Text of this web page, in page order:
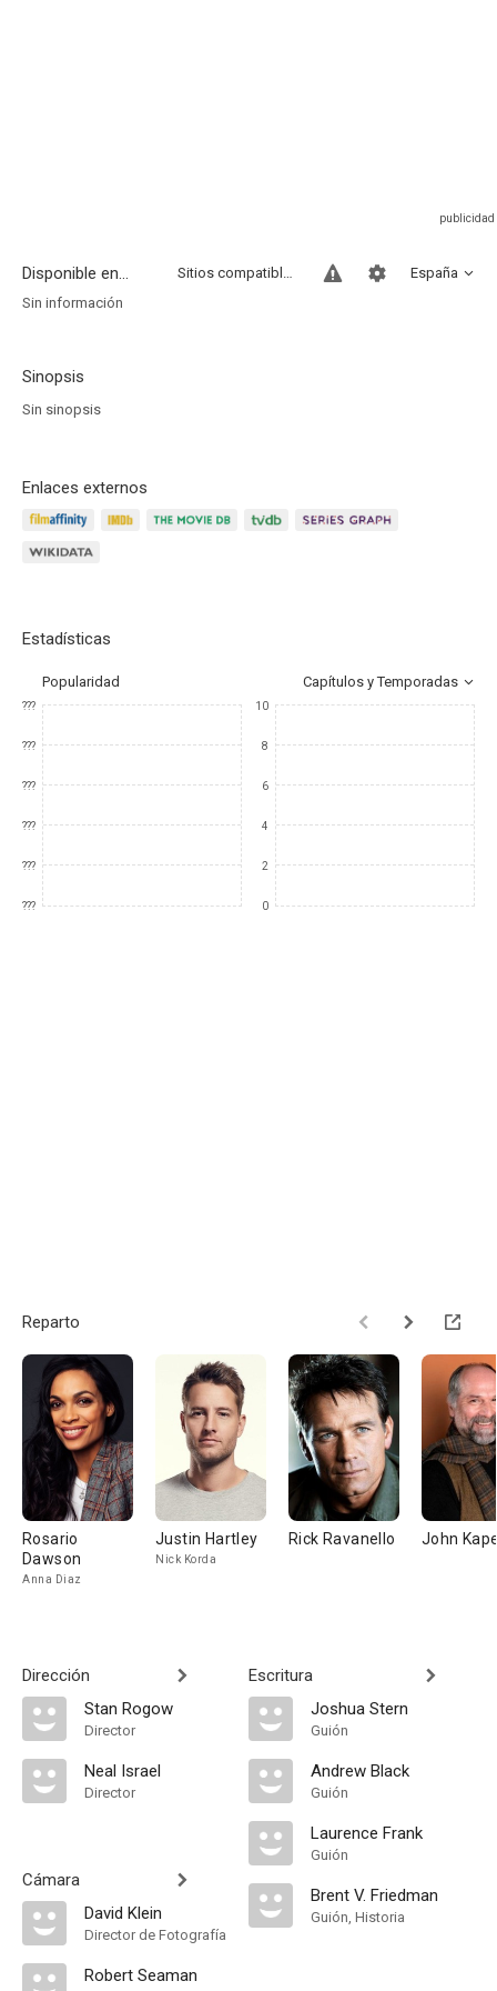
Disponible en... España
Sitios compatibles
Sin información
Sinopsis
Sin sinopsis
Enlaces externos
Estadísticas
Popularidad Capítulos y Temporadas
???
???
???
???
???
???
10
8
6
4
2
0
Reparto
Rosario
Dawson
Anna Diaz
Justin Hartley
Nick Korda
Rick Ravanello John
Dirección
Stan Rogow
Director
Neal Israel
Director
Cámara
David Klein
Director de Fotografía
Robert Seaman
Escritura
Joshua Stern
Guión
Andrew Black
Guión
Laurence Frank
Guión
Brent V. Friedman
Guión, Historia